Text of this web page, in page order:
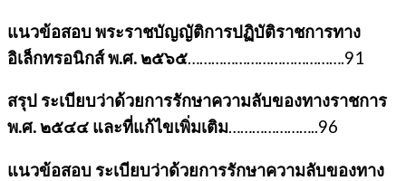
แนวข้อสอบ พระราชบัญญัติการปฏิบัติราชการทาง
อิเล็กทรอนิกส์ พ.ศ. ๒๕๖๕………………………………….91
สรุป ระเบียบว่าด้วยการรักษาความลับของทางราชการ
พ.ศ. ๒๕๔๔ และที่แก้ไขเพิ่มเติม…………………..96
แนวข้อสอบ ระเบียบว่าด้วยการรักษาความลับของทาง